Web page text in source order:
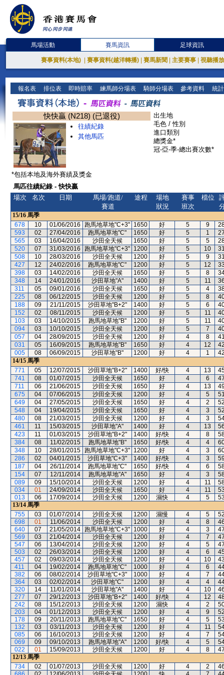
馬場活動 賽馬資訊 足球資訊
賽事資料(本地) 賽事資料(越洋轉播) 賽馬新聞 主要賽事 視聽播
報名表 排位表 即時賠率 練馬師分場表 騎師分場表 參考資料 統
快快贏 (N218) (已退役)
往績紀錄
其他馬匹
出生地
毛色 / 性別
進口類別
總獎金*
冠-亞-季-總出賽次數*
*包括本地及海外賽績及獎金
馬匹往績紀錄 - 快快贏
場次
名次 日期
馬場/跑道/
賽道
途程
場地
狀況
賽事
班次
檔位
15/16 馬季
678
10 01/06/2016 跑馬地草地"C+3" 1650 好 5 9
593
02 27/04/2016 跑馬地草地"C" 1650 好 5 1
565
03 16/04/2016 沙田全天候 1650 好 5 5
520
07 31/03/2016 跑馬地草地"C+3" 1200 好 5 10
508
10 28/03/2016 沙田全天候 1200 好 5 9
427
12 24/02/2016 跑馬地草地"C" 1200 好 5 12
398
03 14/02/2016 沙田全天候 1650 好 5 8
348
14 24/01/2016 沙田草地"A" 1400 好 5 11
311
05 09/01/2016 沙田全天候 1650 好 5 4
225
08 06/12/2015 沙田全天候 1200 好 5 8
188
09 21/11/2015 沙田草地"B+2" 1400 好 5 6
152
02 08/11/2015 沙田全天候 1200 好 5 11
103
03 14/10/2015 跑馬地草地"B" 1200 好 5 11
094
03 10/10/2015 沙田全天候 1200 好 5 7
057
04 28/09/2015 沙田全天候 1200 好 4 8
031
05 16/09/2015 跑馬地草地"B" 1650 好 4 12
005
08 06/09/2015 沙田草地"B" 1200 好 4 1
14/15 馬季
771
05 12/07/2015 沙田草地"B+2" 1400 好/快 4 13
741
08 01/07/2015 沙田全天候 1650 好 4 6
711
06 21/06/2015 沙田全天候 1650 好 4 13
675
04 07/06/2015 沙田全天候 1200 好 4 5
649
04 27/05/2015 沙田全天候 1650 好 4 2
548
04 19/04/2015 沙田全天候 1650 好 4 3
480
08 21/03/2015 沙田全天候 1200 好 4 3
461
11 15/03/2015 沙田草地"A" 1400 好 4 13
423
11 01/03/2015 沙田草地"B+2" 1400 好/快 4 8
384
08 11/02/2015 跑馬地草地"B" 1650 好/快 4 4
348
10 28/01/2015 跑馬地草地"C+3" 1200 好 4 3
286
02 04/01/2015 沙田草地"C+3" 1400 好/快 4 3
187
04 26/11/2014 跑馬地草地"C" 1650 好/快 4 6
154
07 12/11/2014 跑馬地草地"A" 1650 好 4 3
089
09 15/10/2014 沙田全天候 1200 好 4 11
034
01 24/09/2014 沙田全天候 1650 好 4 11
013
06 17/09/2014 沙田全天候 1200 濕快 4 5
13/14 馬季
755
03 01/07/2014 沙田全天候 1200 濕慢 4 5
698
01 11/06/2014 沙田全天候 1200 好 4 8
640
07 21/05/2014 跑馬地草地"C+3" 1000 好 4 3
569
03 21/04/2014 沙田全天候 1200 好 4 7
547
06 13/04/2014 沙田全天候 1200 好 4 5
503
02 26/03/2014 沙田全天候 1200 好 4 6
457
02 09/03/2014 沙田全天候 1200 好 4 10
411
04 19/02/2014 跑馬地草地"C" 1000 好 4 6
382
06 08/02/2014 沙田草地"C+3" 1000 好 4 7
364
03 02/02/2014 沙田草地"C" 1200 好 4 4
320
14 11/01/2014 沙田草地"A" 1400 好 4 10
277
07 29/12/2013 沙田草地"B+2" 1400 好/快 4 12
242
08 15/12/2013 沙田全天候 1200 濕快 4 2
203
04 01/12/2013 沙田全天候 1200 好 4 9
178
09 20/11/2013 跑馬地草地"C" 1650 好 4 5
132
03 03/11/2013 沙田全天候 1200 好 4 11
085
06 16/10/2013 沙田全天候 1200 好 4 7
069
09 09/10/2013 跑馬地草地"A" 1200 好/快 4 5
022
01 15/09/2013 沙田全天候 1200 好 4 8
12/13 馬季
734
02 01/07/2013 沙田全天候 1200 好 4 2